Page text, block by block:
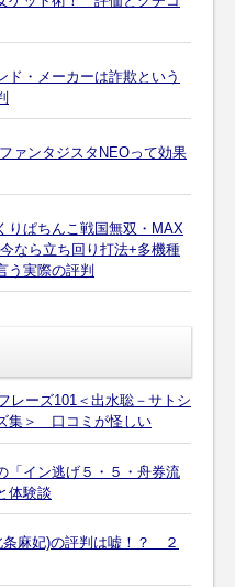
ド・メーカーは詐欺という
ァンタジスタNEOって効果
りぱちんこ戦国無双・MAX
なら立ち回り打法+多機種
う実際の評判
レーズ101＜出水聡－サトシ
集＞ 口コミが怪しい
「イン逃げ５・５・舟券流
体験談
条麻妃)の評判は嘘！？ ２